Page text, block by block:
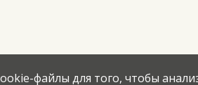
файлы для того, чтобы